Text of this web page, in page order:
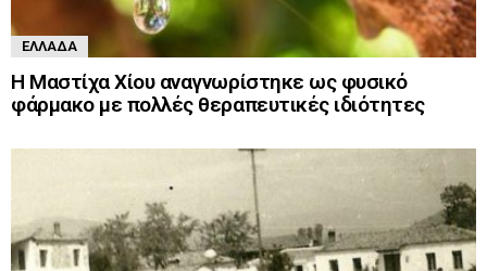
ΕΛΛΆΔΑ
Η Μαστίχα Χίου αναγνωρίστηκε ως φυσικό
φάρμακο με πολλές θεραπευτικές ιδιότητες